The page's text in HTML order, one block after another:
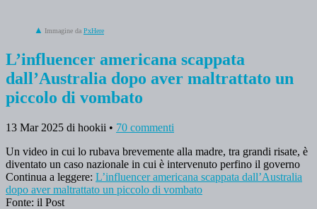
Immagine da PxHere
L’influencer americana scappata
dall’Australia dopo aver maltrattato un
piccolo di vombato
13 Mar 2025 di hookii • 70 commenti
Un video in cui lo rubava brevemente alla madre, tra grandi risate, è
diventato un caso nazionale in cui è intervenuto perfino il governo
Continua a leggere: L’influencer americana scappata dall’Australia
dopo aver maltrattato un piccolo di vombato
Fonte: il Post